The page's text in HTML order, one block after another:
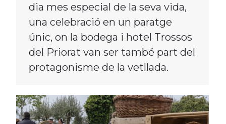
dia mes especial de la seva vida,
una celebració en un paratge
únic, on la bodega i hotel Trossos
del Priorat van ser també part del
protagonisme de la vetllada.